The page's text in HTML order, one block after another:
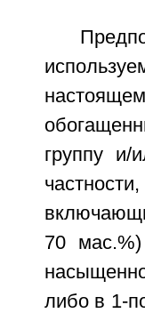
группу и/
70 мас.%)
либо в 1-